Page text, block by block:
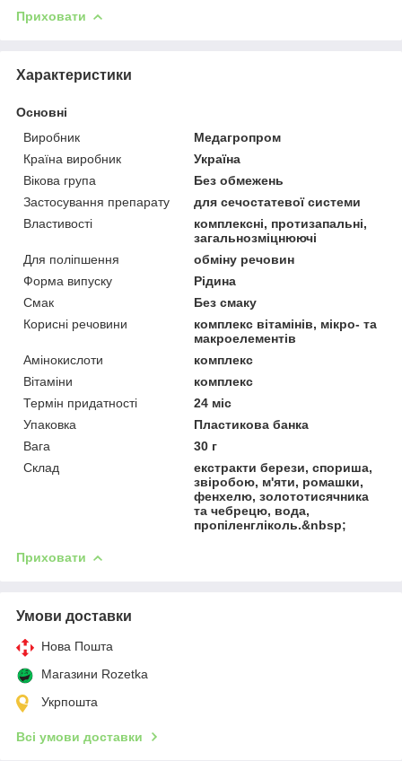
Приховати
Характеристики
Основні
Виробник
Медагропром
Країна виробник
Україна
Вікова група
Без обмежень
Застосування препарату
для сечостатевої системи
Властивості
комплексні, протизапальні,
загальнозміцнюючі
Для поліпшення
обміну речовин
Форма випуску
Рідина
Смак
Без смаку
Корисні речовини
комплекс вітамінів, мікро- та
макроелементів
Амінокислоти
комплекс
Вітаміни
комплекс
Термін придатності
24 міс
Упаковка
Пластикова банка
Вага
30 г
Склад
екстракти берези, спориша,
звіробою, м'яти, ромашки,
фенхелю, золототисячника
та чебрецю, вода,
пропіленгліколь.&nbsp;
Приховати
Умови доставки
Нова Пошта
Магазини Rozetka
Укрпошта
Всі умови доставки